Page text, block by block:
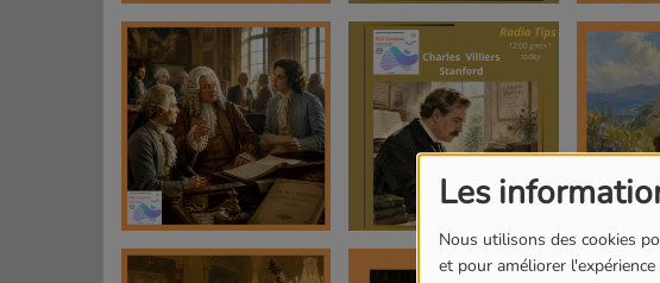
Les
Nous utilisons des cookies
et pour améliorer